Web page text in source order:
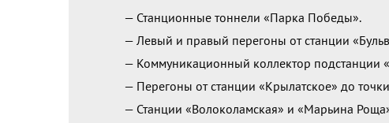
— Станционные тоннели «Парка Победы».
— Левый и правый перегоны от станции
— Коммуникационный коллектор подстанции
— Перегоны от станции «Крылатское» до
— Станции «Волоколамская» и «Марьина